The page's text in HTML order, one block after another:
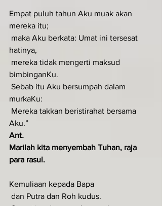
Empat puluh tahun Aku muak akan
mereka itu;
hatinya,
bimbinganKu.
murkaKu:
Aku.”
Ant.
Marilah kita menyembah Tuhan, raja
para rasul.
Kemuliaan kepada Bapa
dan Putra dan Roh kudus.